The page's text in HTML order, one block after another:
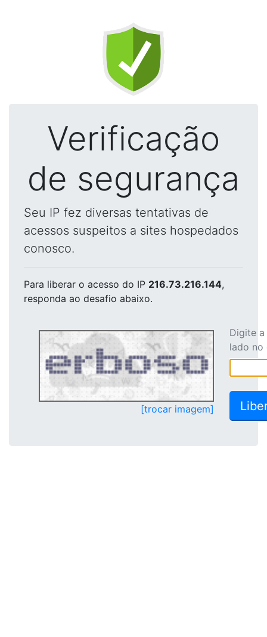
Verificação
de segurança
Seu IP fez diversas tentativas de
acessos suspeitos a sites hospedados
conosco.
Para liberar o acesso do IP 216.73.216.144,
responda ao desafio abaixo.
[trocar imagem]
Digite
lado no